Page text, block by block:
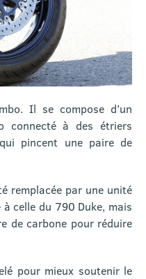
Il se compose d’un
connecté à des étriers
pincent une paire de
remplacée par une unité
celle du 790 Duke, mais
de carbone pour réduire
pour mieux soutenir le